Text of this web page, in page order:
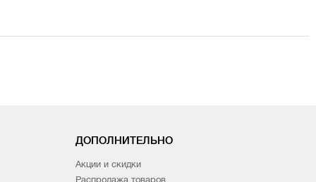
ДОПОЛНИТЕЛЬНО
Акции и скидки
Распродажа товаров